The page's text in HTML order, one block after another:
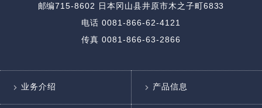
邮编715-8602 日本冈山县井原市木之子町6833
电话0081-866-62-4121
传真 0081-866-63-2866
业务介绍 产品信息